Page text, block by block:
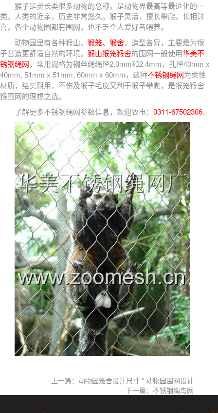
猴子是灵长类很多动物的总称，是动物界最高等最进化的一
类，人类的近亲，历史非常悠久。 猴子灵活，擅长攀爬，长相讨
喜，各个动物园都有围网，也不乏个人爱好者喂养。
动物园里有各种猴山、 猴笼、猴舍，造型各异，主要是为猴
子营造更舒适自然的环境。 猴山猴笼猴舍的围网一般使用华美不
锈钢绳网，常用规格为钢丝绳绳径2.0mm和2.4mm，孔径40mm x
40mm, 51mm x 51mm, 60mm x 60mm，这种不锈钢绳网为柔性
材质，结实耐用，不伤及猴子毛皮又利于猴子攀爬，是猴笼猴舍
猴围网的理想之选。
了解更多不锈钢绳网参数信息，欢迎致电： 0311-67502306.
上一篇：动物园笼舍设计尺寸 * 动物园围网设计
下一篇：不锈钢绳鸟网